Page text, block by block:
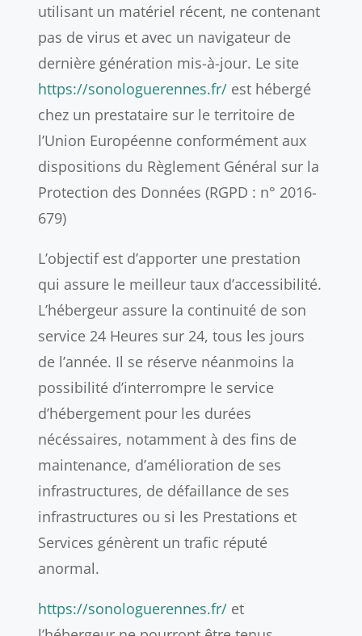
utilisant un matériel récent, ne contenant
pas de virus et avec un navigateur de
dernière génération mis-à-jour. Le site
https://sonologuerennes.fr/ est hébergé
chez un prestataire sur le territoire de
l’Union Européenne conformément aux
dispositions du Règlement Général sur la
Protection des Données (RGPD : n° 2016-
679)
L’objectif est d’apporter une prestation
qui assure le meilleur taux d’accessibilité.
L’hébergeur assure la continuité de son
service 24 Heures sur 24, tous les jours
de l’année. Il se réserve néanmoins la
possibilité d’interrompre le service
d’hébergement pour les durées
nécéssaires, notamment à des fins de
maintenance, d’amélioration de ses
infrastructures, de défaillance de ses
infrastructures ou si les Prestations et
Services génèrent un trafic réputé
anormal.
https://sonologuerennes.fr/ et